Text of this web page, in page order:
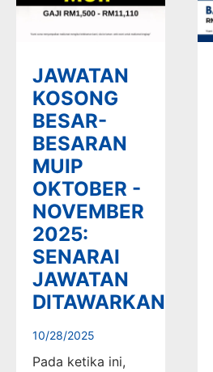
JAWATAN
KOSONG
BESAR-
BESARAN
MUIP
OKTOBER -
NOVEMBER
2025:
SENARAI
JAWATAN
DITAWARKAN
10/28/2025
Pada ketika ini,